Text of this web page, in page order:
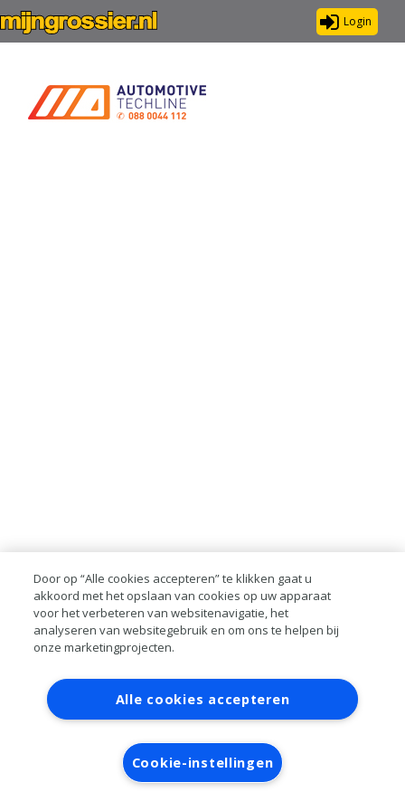
Login
Contact Account aanvragen
Inloggen
RAI bestanden
Privacy
Algemene
voorwaarden
Verwerkersovereenkomst
Door op “Alle cookies accepteren” te klikken gaat u
akkoord met het opslaan van cookies op uw apparaat
voor het verbeteren van websitenavigatie, het
analyseren van websitegebruik en om ons te helpen bij
onze marketingprojecten.
Alle cookies accepteren
Cookie-instellingen